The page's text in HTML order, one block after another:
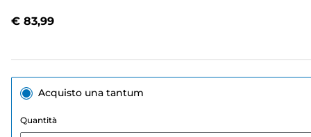
€ 83,99
Acquisto una tantum
Quantità